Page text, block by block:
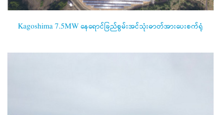
Kagoshima 7.5MW နေရောင်ခြည်စွမ်းအင်သုံးဓာတ်အားပေးစက်ရုံ